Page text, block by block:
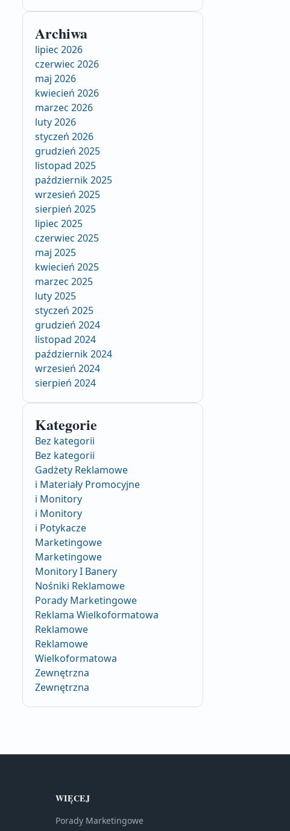
Archiwa
lipiec 2026
czerwiec 2026
maj 2026
kwiecień 2026
marzec 2026
luty 2026
styczeń 2026
grudzień 2025
listopad 2025
październik 2025
wrzesień 2025
sierpień 2025
lipiec 2025
czerwiec 2025
maj 2025
kwiecień 2025
marzec 2025
luty 2025
styczeń 2025
grudzień 2024
listopad 2024
październik 2024
wrzesień 2024
sierpień 2024
Kategorie
Bez kategorii
Bez kategorii
Gadżety Reklamowe
i Materiały Promocyjne
i Monitory
i Monitory
i Potykacze
Marketingowe
Marketingowe
Monitory I Banery
Nośniki Reklamowe
Porady Marketingowe
Reklama Wielkoformatowa
Reklamowe
Reklamowe
Wielkoformatowa
Zewnętrzna
Zewnętrzna
WIĘCEJ
Porady Marketingowe